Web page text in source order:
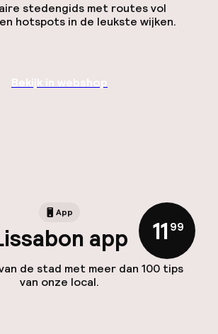
stedengids met routes vol
hotspots in de leukste wijken.
Bekijk in webshop
App
app
de stad met meer dan 100 tips
van onze local.
11 ,99